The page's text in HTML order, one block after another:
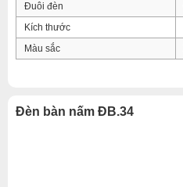
Đuôi đèn
Kích thước
Màu sắc
Đèn bàn nấm ĐB.34